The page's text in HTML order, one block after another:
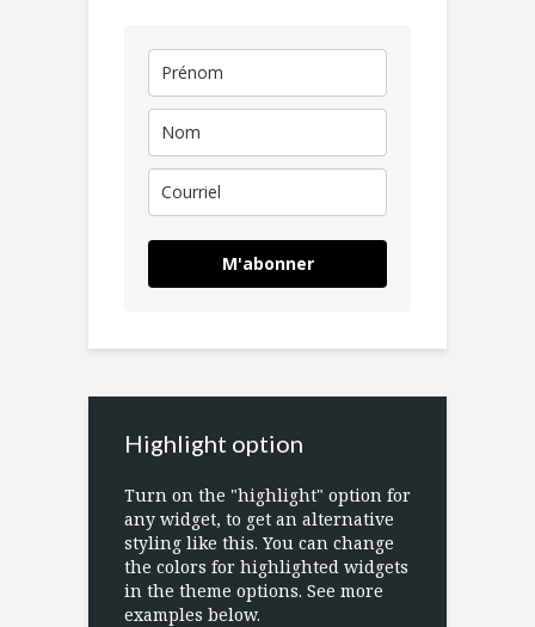
M'abonner
Highlight option
Turn on the "highlight" option for
any widget, to get an alternative
styling like this. You can change
the colors for highlighted widgets
in the theme options. See more
examples below.